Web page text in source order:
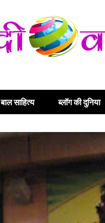
बाल साहित्य ब्लॉग की दुनिया